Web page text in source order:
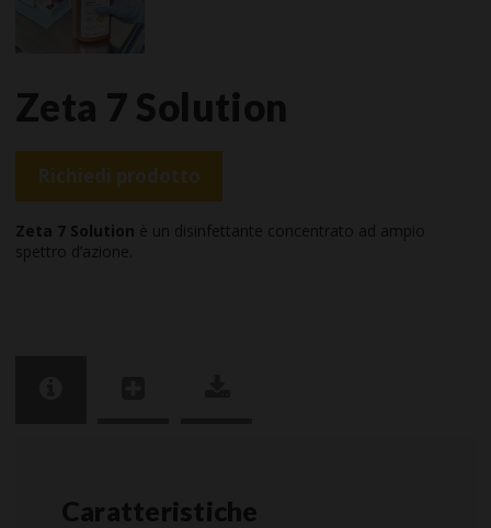
Zeta 7 Solution
Richiedi prodotto
Zeta 7 Solution è un disinfettante concentrato ad ampio
spettro d’azione.
Caratteristiche